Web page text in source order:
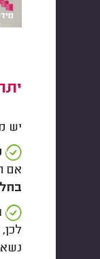
יש
אם
לכן,